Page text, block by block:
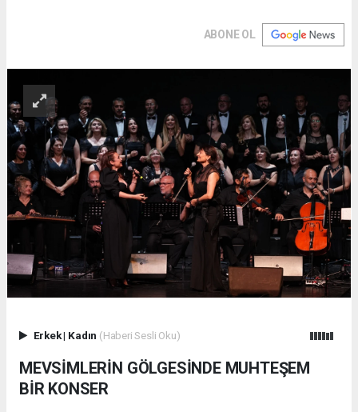
ABONE OL
Erkek| Kadın (Haberi Sesli Oku)
MEVSİMLERİN GÖLGESİNDE MUHTEŞEM
BİR KONSER